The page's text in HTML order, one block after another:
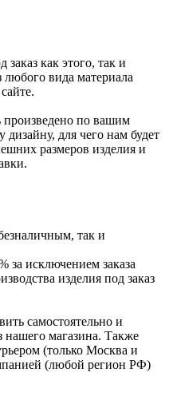
как этого, так и
любого вида материала
по вашим
для чего нам будет
размеров изделия и
так и
за исключением заказа
изделия под заказ
самостоятельно и
нашего магазина. Также
(только Москва и
(любой регион РФ)